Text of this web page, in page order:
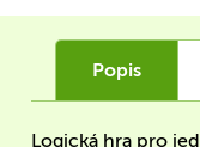
Popis
Logická hra pro